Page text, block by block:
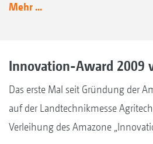
Mehr ...
Innovation-Award 2009
Das erste Mal seit Gründung der
auf der Landtechnikmesse
Verleihung des Amazone